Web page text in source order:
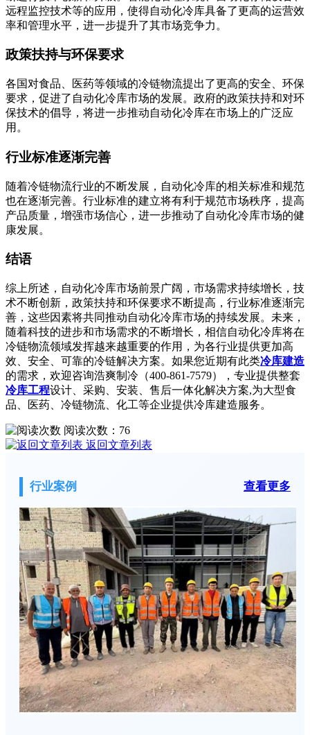
远程监控技术等的应用，使得自动化冷库具备了更高的运营效
率和管理水平，进一步提升了其市场竞争力。
政策扶持与环保要求
各国对食品、医药等领域的冷链物流提出了更高的安全、环保
要求，促进了自动化冷库市场的发展。政府的政策扶持和对环
保技术的倡导，将进一步推动自动化冷库在市场上的广泛应
用。
行业标准逐渐完善
随着冷链物流行业的不断发展，自动化冷库的相关标准和规范
也在逐渐完善。行业标准的建立将有利于规范市场秩序，提高
产品质量，增强市场信心，进一步推动了自动化冷库市场的健
康发展。
结语
综上所述，自动化冷库市场前景广阔，市场需求持续增长，技
术不断创新，政策扶持和环保要求不断提高，行业标准逐渐完
善，这些因素将共同推动自动化冷库市场的持续发展。未来，
随着科技的进步和市场需求的不断增长，相信自动化冷库将在
冷链物流领域发挥越来越重要的作用，为各行业提供更加高
效、安全、可靠的冷链解决方案。如果您近期有此类冷库建造
的需求，欢迎咨询浩爽制冷（400-861-7579），专业提供整套
冷库工程设计、采购、安装、售后一体化解决方案,为大型食
品、医药、冷链物流、化工等企业提供冷库建造服务。
阅读次数： 76
返回文章列表
行业案例 查看更多